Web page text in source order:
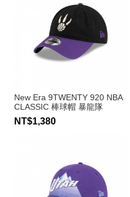
New Era 9TWENTY 920 NBA
CLASSIC 棒球帽 暴龍隊
NT$1,380